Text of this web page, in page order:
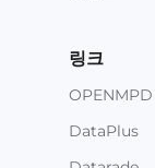
링크
OPENMPD
DataPlus